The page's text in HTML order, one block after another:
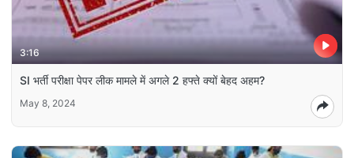
3:16
SI भर्ती परीक्षा पेपर लीक मामले में अगले 2 हफ्ते क्यों बेहद अहम?
May 8, 2024